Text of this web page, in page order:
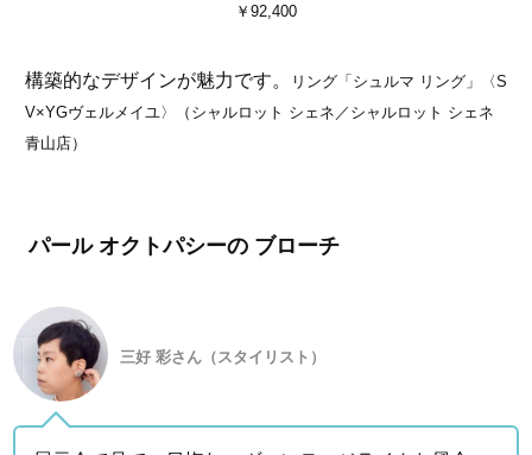
￥92,400
構築的なデザインが魅力です。
リング「シュルマ リング」〈S
V×YGヴェルメイユ〉（シャルロット シェネ／シャルロット シェネ
青山店）
パール オクトパシーの ブローチ
三好 彩さん（スタイリスト）